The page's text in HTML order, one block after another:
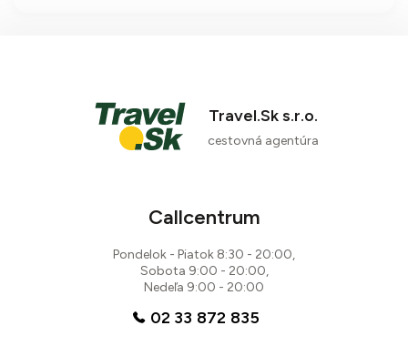
Travel.Sk s.r.o.
cestovná agentúra
Callcentrum
Pondelok - Piatok 8:30 - 20:00,
Sobota 9:00 - 20:00,
Nedeľa 9:00 - 20:00
02 33 872 835